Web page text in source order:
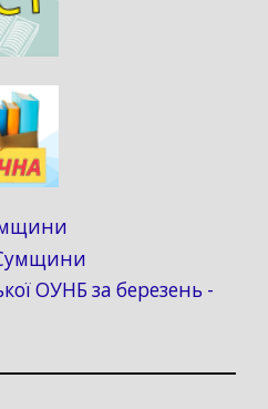
Сумщини
ОУНБ за березень -